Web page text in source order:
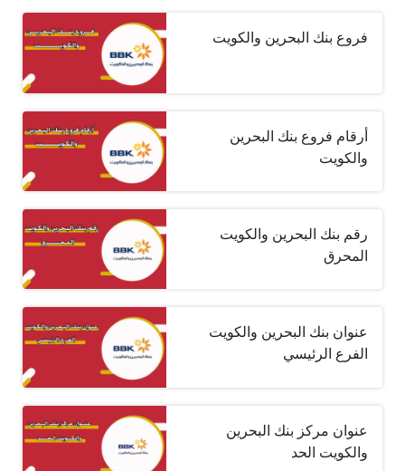
فروع بنك البحرين والكويت
أرقام فروع بنك البحرين
والكويت
رقم بنك البحرين والكويت
المحرق
عنوان بنك البحرين والكويت
الفرع الرئيسي
عنوان مركز بنك البحرين
والكويت الحد